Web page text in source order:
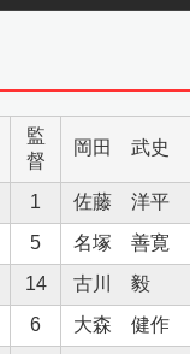
監
督
岡田 武史
1
佐藤 洋平
5
名塚 善寛
14
古川 毅
6
大森 健作